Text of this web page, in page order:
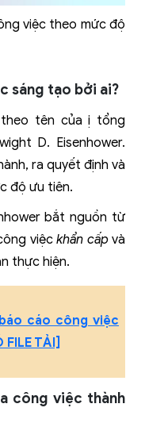
việc theo mức độ
sáng tạo bởi ai?
tên của ị tổng
D. Eisenhower.
ra quyết định và
độ ưu tiên.
bắt nguồn từ
việckhẩn cấpvà
thực hiện.
cáo công việc
TẢI]
công việc thành